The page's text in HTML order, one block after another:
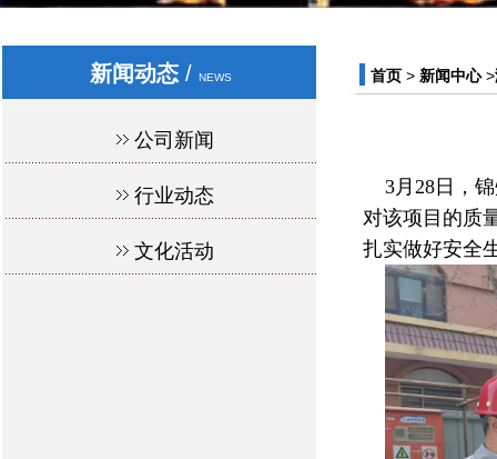
新闻动态 / NEWS
公司新闻
行业动态
文化活动
首页 > 新闻中心>
3月28日，锦
对该项目的质
扎实做好安全